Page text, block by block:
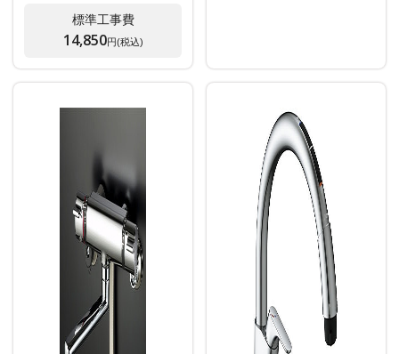
標準工事費
14,850円(税込)